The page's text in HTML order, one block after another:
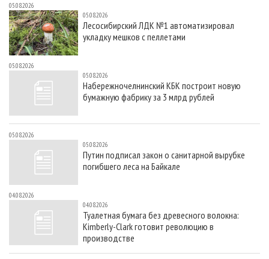
05.08.2026
05.08.2026
Лесосибирский ЛДК №1 автоматизировал
укладку мешков с пеллетами
05.08.2026
05.08.2026
Набережночелнинский КБК построит новую
бумажную фабрику за 3 млрд рублей
05.08.2026
05.08.2026
Путин подписал закон о санитарной вырубке
погибшего леса на Байкале
04.08.2026
04.08.2026
Туалетная бумага без древесного волокна:
Kimberly-Clark готовит революцию в
производстве